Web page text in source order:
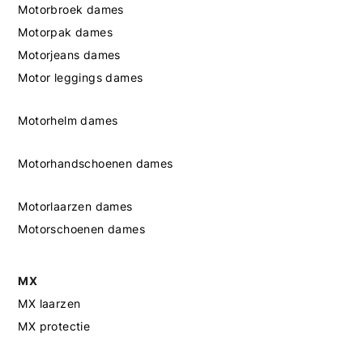
Motorbroek dames
Motorpak dames
Motorjeans dames
Motor leggings dames
Motorhelm dames
Motorhandschoenen dames
Motorlaarzen dames
Motorschoenen dames
MX
MX laarzen
MX protectie